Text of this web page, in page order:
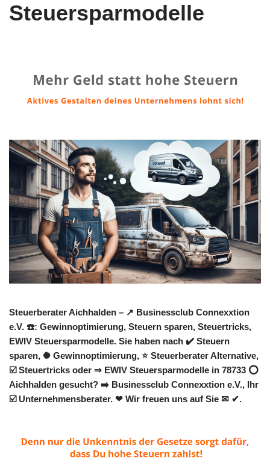
Steuersparmodelle
Steuerberater Aichhalden – ↗️ Businessclub Connexxtion
e.V. ☎️: Gewinnoptimierung, Steuern sparen, Steuertricks,
EWIV Steuersparmodelle. Sie haben nach ✔️ Steuern
sparen, ✺ Gewinnoptimierung, ⭐ Steuerberater Alternative,
☑️ Steuertricks oder ⇒ EWIV Steuersparmodelle in 78733 ⭕
Aichhalden gesucht? ➡️ Businessclub Connexxtion e.V., Ihr
☑️ Unternehmensberater. ❤ Wir freuen uns auf Sie ✉ ✔.